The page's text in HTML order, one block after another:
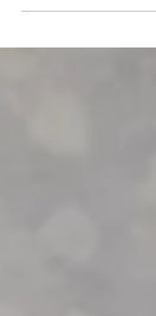
い！